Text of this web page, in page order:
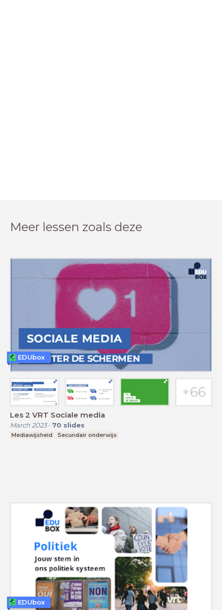
Meer lessen zoals deze
Les 2 VRT Sociale media
March 2023- 70 slides
Mediawijsheid Secundair onderwijs
EDUbox
EDUbox